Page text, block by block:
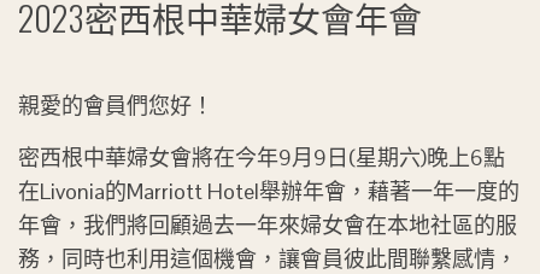
2023密西根中華婦女會年會
親愛的會員們您好！
密西根中華婦女會將在今年9月9日(星期六)晚上6點
在Livonia的Marriott Hotel舉辦年會，藉著一年一度的
年會，我們將回顧過去一年來婦女會在本地社區的服
務，同時也利用這個機會，讓會員彼此間聯繫感情，